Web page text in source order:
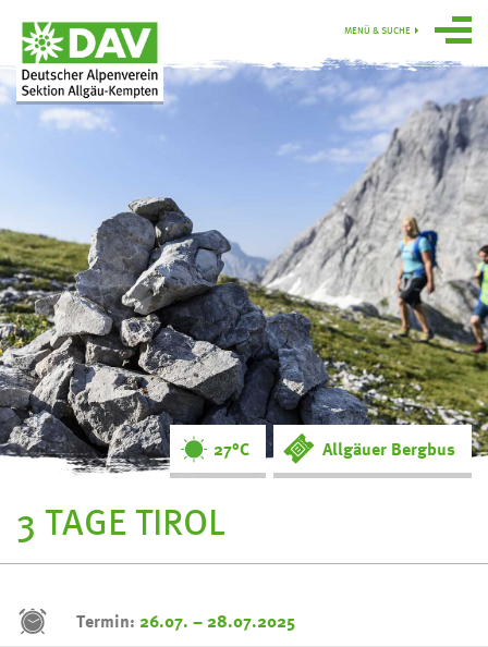
Über uns
Gruppen
Hütten
swoboda alpin
Service
Ortsgruppe
Obergünzburg
MENÜ & SUCHE
3 TAGE TIROL
27°C Allgäuer Bergbus
Termin: 26.07. – 28.07.2025